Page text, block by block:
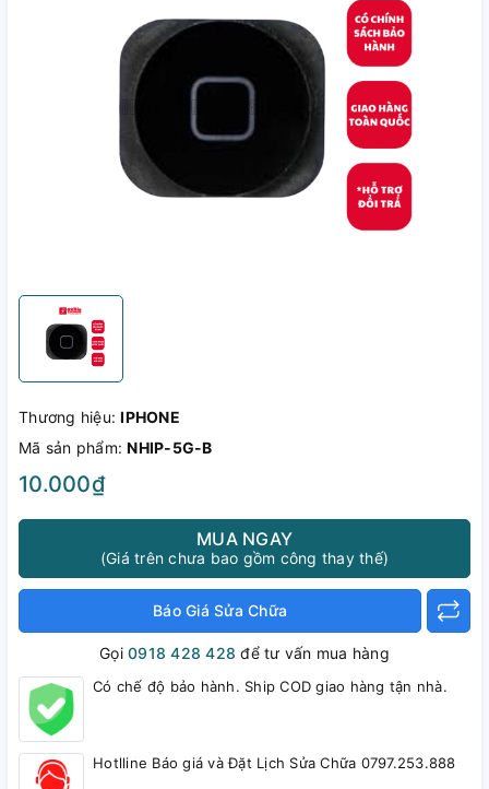
Thương hiệu:IPHONE
Mã sản phẩm:NHIP-5G-B
10.000₫
MUA NGAY
(Giá trên chưa bao gồm công thay thế)
Báo Giá Sửa Chữa
Gọi0918 428 428 để tư vấn mua hàng
Có chế độ bảo hành. Ship COD giao hàng tận nhà.
Hotlline Báo giá và Đặt Lịch Sửa Chữa 0797.253.888